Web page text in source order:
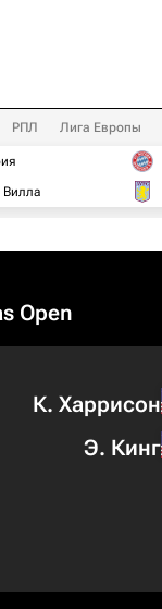
РПЛ Лига Европы
Вилла
Open
К. Харрисон
Э. Кинг